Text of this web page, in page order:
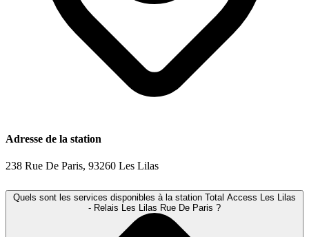
Adresse de la station
238 Rue De Paris, 93260 Les Lilas
Quels sont les services disponibles à la station Total Access Les Lilas
- Relais Les Lilas Rue De Paris ?